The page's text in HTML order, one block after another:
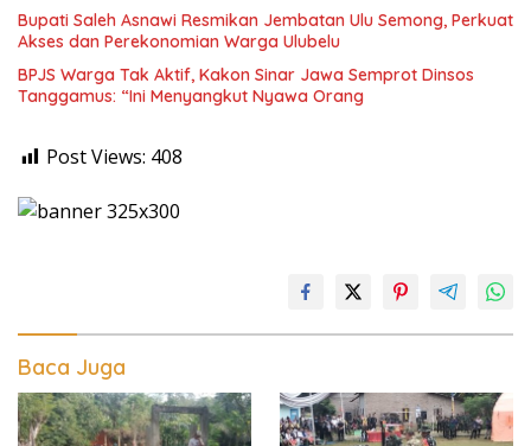
Bupati Saleh Asnawi Resmikan Jembatan Ulu Semong, Perkuat
Akses dan Perekonomian Warga Ulubelu
BPJS Warga Tak Aktif, Kakon Sinar Jawa Semprot Dinsos
Tanggamus: “Ini Menyangkut Nyawa Orang
Post Views: 408
Baca Juga